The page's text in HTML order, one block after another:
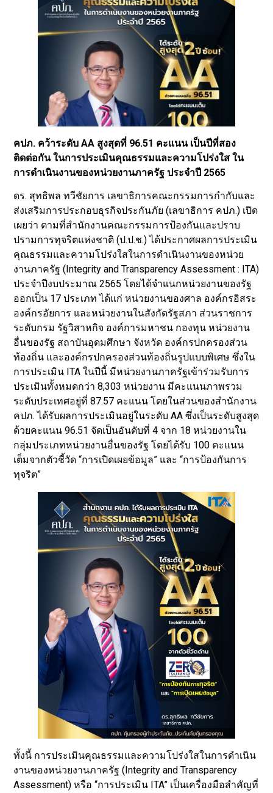
คปภ. คว้าระดับ AA สูงสุดที่ 96.51 คะแนน เป็นปีที่สอง
ติดต่อกัน ในการประเมินคุณธรรมและความโปร่งใส ใน
การดำเนินงานของหน่วยงานภาครัฐ ประจำปี 2565
ดร. สุทธิพล ทวีชัยการ เลขาธิการคณะกรรมการกำกับและ
ส่งเสริมการประกอบธุรกิจประกันภัย (เลขาธิการ คปภ.) เปิด
เผยว่า ตามที่สำนักงานคณะกรรมการป้องกันและปราบ
ปรามการทุจริตแห่งชาติ (ป.ป.ช.) ได้ประกาศผลการประเมิน
คุณธรรมและความโปร่งใสในการดำเนินงานของหน่วย
งานภาครัฐ (Integrity and Transparency Assessment : ITA)
ประจำปีงบประมาณ 2565 โดยได้จำแนกหน่วยงานของรัฐ
ออกเป็น 17 ประเภท ได้แก่ หน่วยงานของศาล องค์กรอิสระ
องค์กรอัยการ และหน่วยงานในสังกัดรัฐสภา ส่วนราชการ
ระดับกรม รัฐวิสาหกิจ องค์การมหาชน กองทุน หน่วยงาน
อื่นของรัฐ สถาบันอุดมศึกษา จังหวัด องค์กรปกครองส่วน
ท้องถิ่น และองค์กรปกครองส่วนท้องถิ่นรูปแบบพิเศษ ซึ่งใน
การประเมิน ITA ในปีนี้ มีหน่วยงานภาครัฐเข้าร่วมรับการ
ประเมินทั้งหมดกว่า 8,303 หน่วยงาน มีคะแนนภาพรวม
ระดับประเทศอยู่ที่ 87.57 คะแนน โดยในส่วนของสำนักงาน
คปภ. ได้รับผลการประเมินอยู่ในระดับ AA ซึ่งเป็นระดับสูงสุด
ด้วยคะแนน 96.51 จัดเป็นอันดับที่ 4 จาก 18 หน่วยงานใน
กลุ่มประเภทหน่วยงานอื่นของรัฐ โดยได้รับ 100 คะแนน
เต็มจากตัวชี้วัด “การเปิดเผยข้อมูล” และ “การป้องกันการ
ทุจริต”
ทั้งนี้ การประเมินคุณธรรมและความโปร่งใสในการดำเนิน
งานของหน่วยงานภาครัฐ (Integrity and Transparency
Assessment) หรือ “การประเมิน ITA” เป็นเครื่องมือสำคัญที่